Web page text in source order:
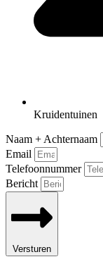
Kruidentuinen
Naam + Achternaam
Email
Telefoonnummer
Bericht
Versturen